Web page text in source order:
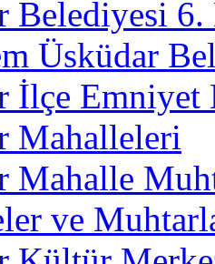
Belediyesi 6.
Üsküdar
İlçe
Mahalleleri
Mahalle
ve